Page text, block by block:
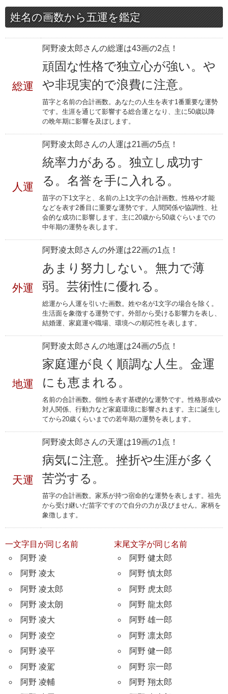
姓名の画数から五運を鑑定
総運
阿野凌太郎さんの総運は43画の2点！
頑固な性格で独立心が強い。や
や非現実的で浪費に注意。
苗字と名前の合計画数。あなたの人生を表す1番重要な運勢
です。生涯を通じて影響する総合運となり、主に50歳以降
の晩年期に影響を及ぼします。
人運
阿野凌太郎さんの人運は21画の5点！
統率力がある。独立し成功す
る。名誉を手に入れる。
苗字の下1文字と、名前の上1文字の合計画数。性格や才能
などを表す2番目に重要な運勢です。人間関係や協調性、社
会的な成功に影響します。主に20歳から50歳ぐらいまでの
中年期の運勢を表します。
外運
阿野凌太郎さんの外運は22画の1点！
あまり努力しない。無力で薄
弱。芸術性に優れる。
総運から人運を引いた画数。姓や名が1文字の場合を除く。
生活面を象徴する運勢です。外部から受ける影響力を表し、
結婚運、家庭運や職場、環境への順応性を表します。
地運
阿野凌太郎さんの地運は24画の5点！
家庭運が良く順調な人生。金運
にも恵まれる。
名前の合計画数。個性を表す基礎的な運勢です。性格形成や
対人関係、行動力など家庭環境に影響されます。主に誕生し
てから20歳くらいまでの若年期の運勢を表します。
天運
阿野凌太郎さんの天運は19画の1点！
病気に注意。挫折や生涯が多く
苦労する。
苗字の合計画数。家系が持つ宿命的な運勢を表します。祖先
から受け継いだ苗字ですので自分の力が及びません。家柄を
象徴します。
一文字目が同じ名前
阿野 凌
阿野 凌太
阿野 凌太郎
阿野 凌太朗
阿野 凌大
阿野 凌空
阿野 凌平
阿野 凌駕
阿野 凌輔
末尾文字が同じ名前
阿野 健太郎
阿野 慎太郎
阿野 虎太郎
阿野 龍太郎
阿野 雄一郎
阿野 凛太郎
阿野 健一郎
阿野 宗一郎
阿野 翔太郎